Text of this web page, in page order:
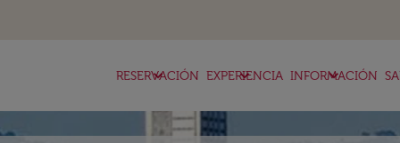
RESERVACIÓN
keyboard_arrow_down EXPERIENCIA
keyboard_arrow_down INFORMACIÓN
keyboard_arrow_down